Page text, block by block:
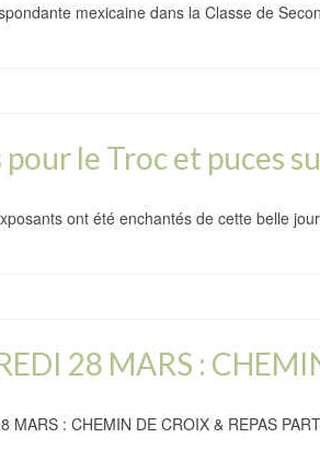
mexicaine dans la Classe de
pour le Troc et puces
ont été enchantés de cette belle
28 MARS :
MARS : CHEMIN DE CROIX & REPAS